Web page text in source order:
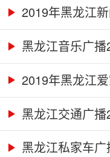
2019年黑龙江
黑龙江音乐广
2019年黑龙江
黑龙江交通广
黑龙江私家车